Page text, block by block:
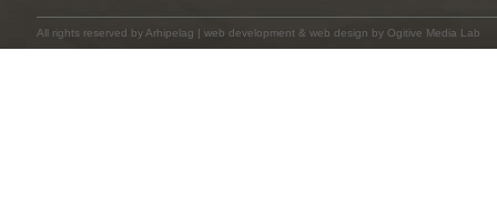
All rights reserved by Arhipelag | web development & web design by Ogitive Media Lab